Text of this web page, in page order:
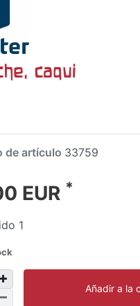
caqui
de artículo 33759
EUR *
1
Añadir a la